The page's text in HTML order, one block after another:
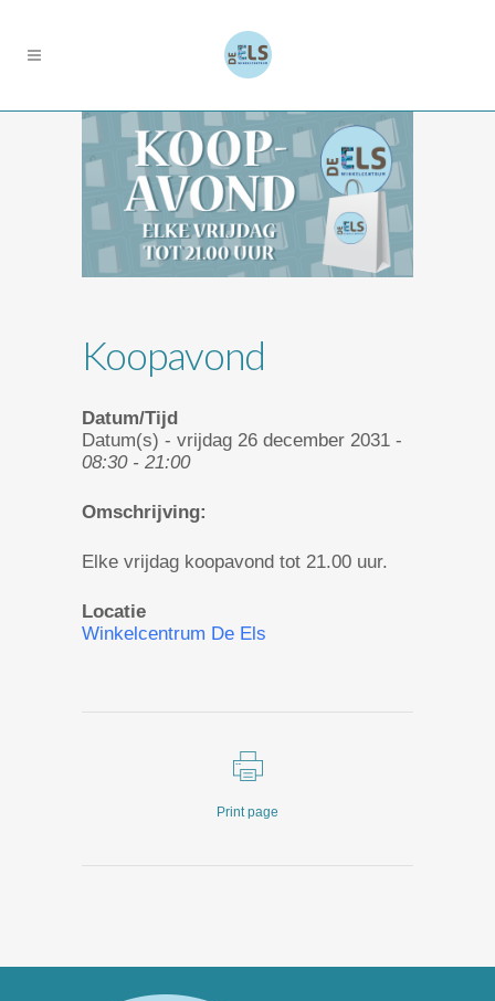
Koopavond
Datum/Tijd
Datum(s) - vrijdag 26 december 2031 -
08:30 - 21:00
Omschrijving:
Elke vrijdag koopavond tot 21.00 uur.
Locatie
Winkelcentrum De Els
Print page